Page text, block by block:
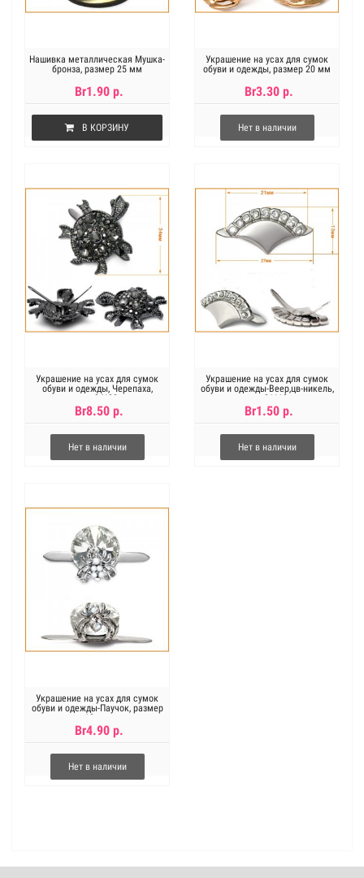
Нашивка металлическая Мушка-
бронза, размер 25 мм
Br1.90 р.
В КОРЗИНУ
Украшение на усах для сумок
обуви и одежды, размер 20 мм
Br3.30 р.
Нет в наличии
Украшение на усах для сумок
обуви и одежды, Черепаха,
размер 34*30 мм
Br8.50 р.
Нет в наличии
Украшение на усах для сумок
обуви и одежды-Веер,цв-никель,
размер 21*13 мм
Br1.50 р.
Нет в наличии
Украшение на усах для сумок
обуви и одежды-Паучок, размер
12 мм
Br4.90 р.
Нет в наличии